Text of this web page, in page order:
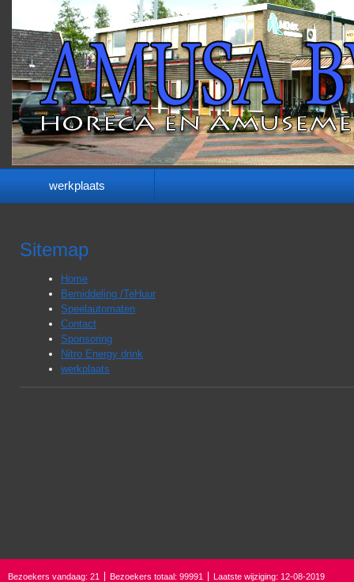
werkplaats
Sitemap
Home
Bemiddeling /TeHuur
Speelautomaten
Contact
Sponsoring
Nitro Energy drink
werkplaats
Bezoekers vandaag: 21 Bezoekers totaal: 99991 Laatste wijziging: 12-08-2019